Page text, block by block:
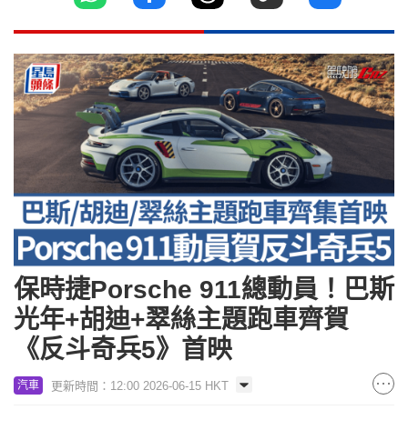
保時捷Porsche 911總動員！巴斯
光年+胡迪+翠絲主題跑車齊賀
《反斗奇兵5》首映
汽車 更新時間：12:00 2026-06-15 HKT